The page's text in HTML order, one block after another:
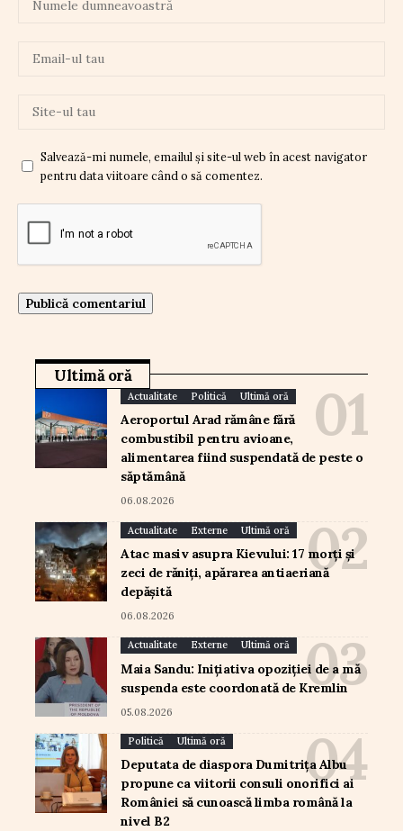
Salvează-mi numele, emailul și site-ul web în acest navigator
pentru data viitoare când o să comentez.
Ultimă oră
Actualitate Politică Ultimă oră
Aeroportul Arad rămâne fără
combustibil pentru avioane,
alimentarea fiind suspendată de peste o
săptămână
06.08.2026
Actualitate Externe Ultimă oră
Atac masiv asupra Kievului: 17 morți și
zeci de răniți, apărarea antiaeriană
depășită
06.08.2026
Actualitate Externe Ultimă oră
Maia Sandu: Inițiativa opoziției de a mă
suspenda este coordonată de Kremlin
05.08.2026
Politică Ultimă oră
Deputata de diaspora Dumitrița Albu
propune ca viitorii consuli onorifici ai
României să cunoască limba română la
nivel B2